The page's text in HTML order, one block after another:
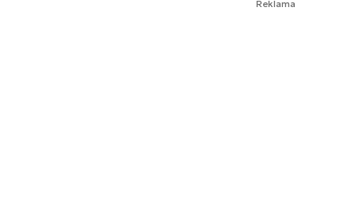
Reklama